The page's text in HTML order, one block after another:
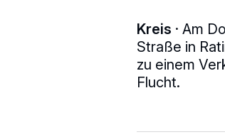
Kreis · Am
Straße in
zu einem
Flucht.